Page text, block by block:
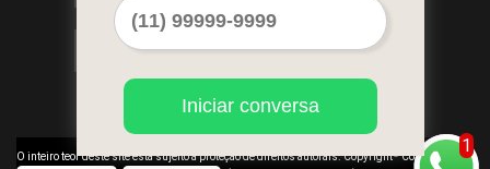
Mapa do site
O inteiro teor deste site está sujeito à proteção de direitos autorais. Copyright Cobre Eventos
1
Iniciar conversa